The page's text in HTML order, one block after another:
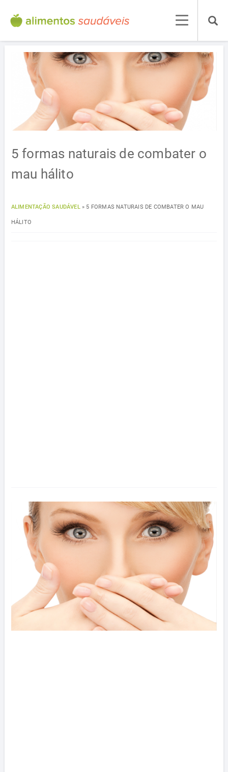
5 formas naturais de combater o
mau hálito
ALIMENTAÇÃO SAUDÁVEL» 5 FORMAS NATURAIS DE COMBATER O MAU
HÁLITO